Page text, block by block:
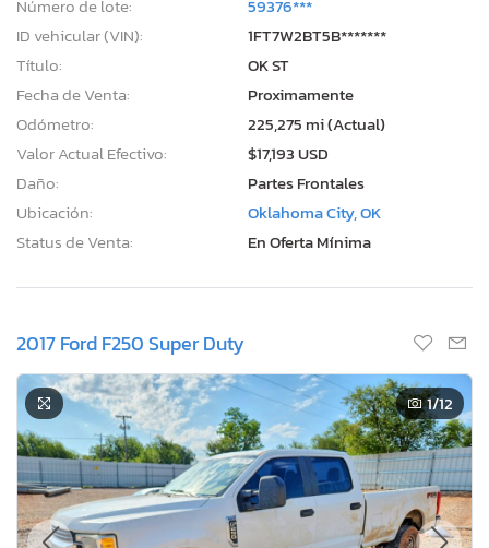
Número de lote:
59376***
ID vehicular (VIN):
1FT7W2BT5B*******
Título:
OK ST
Fecha de Venta:
Proximamente
Odómetro:
225,275 mi (Actual)
Valor Actual Efectivo:
$17,193 USD
Daño:
Partes Frontales
Ubicación:
Oklahoma City, OK
Status de Venta:
En Oferta Mínima
2017 Ford F250 Super Duty
1/12